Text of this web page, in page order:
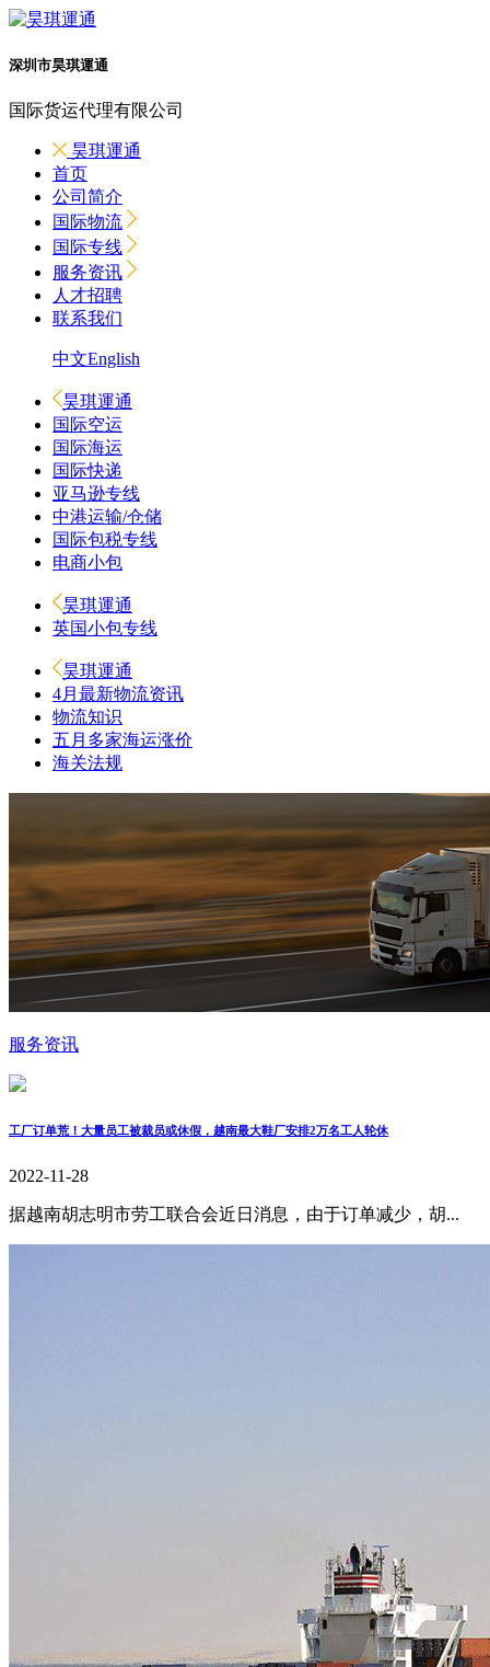
深圳市昊琪運通
国际货运代理有限公司
昊琪運通
首页
公司简介
国际物流
国际专线
服务资讯
人才招聘
联系我们
中文English
昊琪運通
国际空运
国际海运
国际快递
亚马逊专线
中港运输/仓储
国际包税专线
电商小包
昊琪運通
英国小包专线
昊琪運通
4月最新物流资讯
物流知识
五月多家海运涨价
海关法规
服务资讯
工厂订单荒！大量员工被裁员或休假，越南最大鞋厂安排2万名工人轮休
2022-11-28
据越南胡志明市劳工联合会近日消息，由于订单减少，胡...